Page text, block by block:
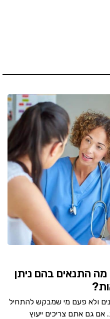
מה התנאים בהם ניתן
ולא פעם מי שמבקש להתחיל
אם גם אתם צריכים ייעוץ